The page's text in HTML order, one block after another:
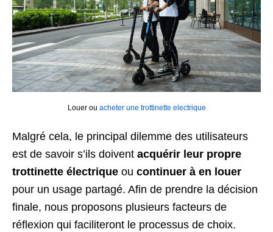
Louer ou acheter une trottinette electrique
Malgré cela, le principal dilemme des utilisateurs
est de savoir s’ils doivent acquérir leur propre
trottinette électrique ou continuer à en louer
pour un usage partagé. Afin de prendre la décision
finale, nous proposons plusieurs facteurs de
réflexion qui faciliteront le processus de choix.